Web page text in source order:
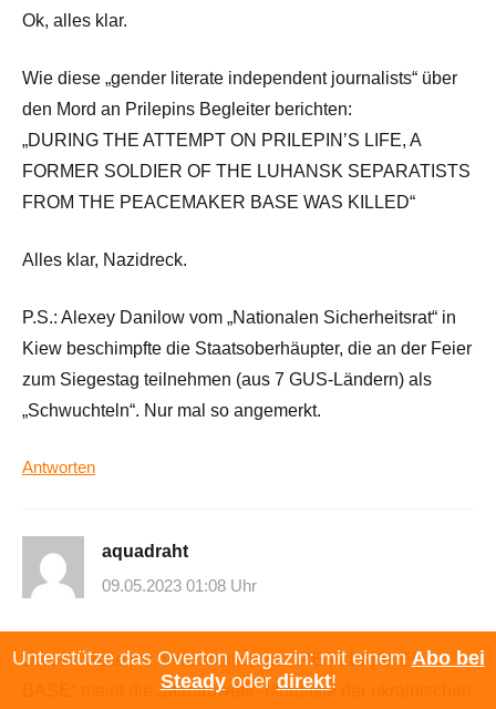
Ok, alles klar.
Wie diese „gender literate independent journalists“ über
den Mord an Prilepins Begleiter berichten:
„DURING THE ATTEMPT ON PRILEPIN’S LIFE, A
FORMER SOLDIER OF THE LUHANSK SEPARATISTS
FROM THE PEACEMAKER BASE WAS KILLED“
Alles klar, Nazidreck.
P.S.: Alexey Danilow vom „Nationalen Sicherheitsrat“ in
Kiew beschimpfte die Staatsoberhäupter, die an der Feier
zum Siegestag teilnehmen (aus 7 GUS-Ländern) als
„Schwuchteln“. Nur mal so angemerkt.
Antworten
aquadraht
09.05.2023 01:08 Uhr
Da das vielleicht nicht so klar war: „PEACEMAKER
BASE“ meint die „Mirotrowets“-Mordliste der ukrainischen
Unterstütze das Overton Magazin: mit einem Abo bei
Steadyoder direkt!